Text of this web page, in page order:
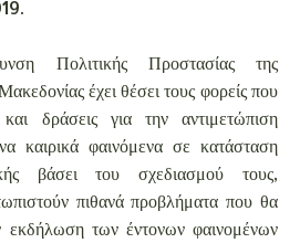
Πολιτικής Προστασίας της
έχει θέσει τους φορείς που
δράσεις για την αντιμετώπιση
καιρικά φαινόμενα σε κατάσταση
βάσει του σχεδιασμού τους,
πιθανά προβλήματα που θα
εκδήλωση των έντονων φαινομένων